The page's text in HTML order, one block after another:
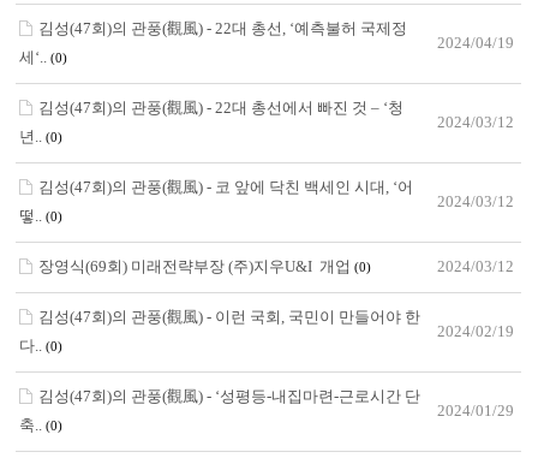
김성(47회)의 관풍(觀風) - 22대 총선, ‘예측불허 국제정
세‘..(0)
2024/04/19
김성(47회)의 관풍(觀風) - 22대 총선에서 빠진 것 – ‘청
년..(0)
2024/03/12
김성(47회)의 관풍(觀風) - 코 앞에 닥친 백세인 시대, ‘어
떻..(0)
2024/03/12
장영식(69회) 미래전략부장 (주)지우U&I 개업(0) 2024/03/12
김성(47회)의 관풍(觀風) - 이런 국회, 국민이 만들어야 한
다..(0)
2024/02/19
김성(47회)의 관풍(觀風) - ‘성평등-내집마련-근로시간 단
축..(0)
2024/01/29